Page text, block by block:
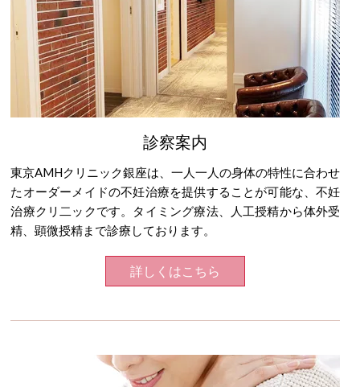
診察案内
東京AMHクリニック銀座は、一人一人の身体の特性に合わせ
たオーダーメイドの不妊治療を提供することが可能な、不妊
治療クリ二ックです。タイミング療法、人工授精から体外受
精、顕微授精まで診療しております。
詳しくはこちら